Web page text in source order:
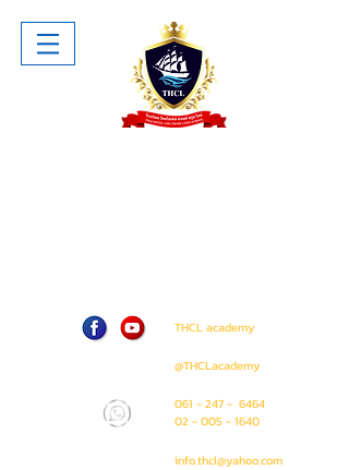
THCL academy
@THCLacademy
061 - 247 - 6464
02 - 005 - 1640
info.thcl@yahoo.com